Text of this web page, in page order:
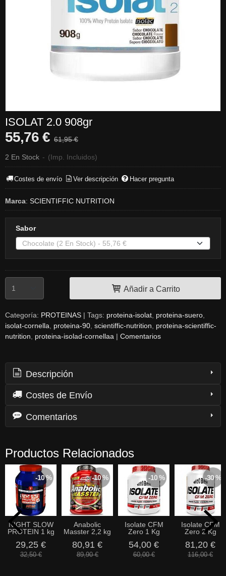
ISOLAT 2.0 908gr
55,76 € 61,95 €
2 En Stock - (Imp. Incluidos)
Costes de envío Ver descripción Hacer pregunta
Marca: SCIENTIFFIC NUTRITION
Sabor
Añadir a Carrito
Categoría: PROTEINAS | Tags: proteina-isolat proteina-suero
isolat-cornella proteina-90 scientiffic-nutrition
proteina-scientiffic-
nutrition
proteina-isolad-cornellaa | Comentarios
Descripción
Costes de Envío
Comentarios
Productos Relacionados
-10 %
NIGHT SLOW
PROTEIN 1 kg
29,25 €
32,50 €
-10 %
Anabolic
Masster 2,2 kg
80,91 €
89,90 €
-10 %
Isolate CFM
Zero 1 Kg
54,00 €
60,00 €
-30 %
Isolate CFM
Zero 2 Kg
81,20 €
116,00 €